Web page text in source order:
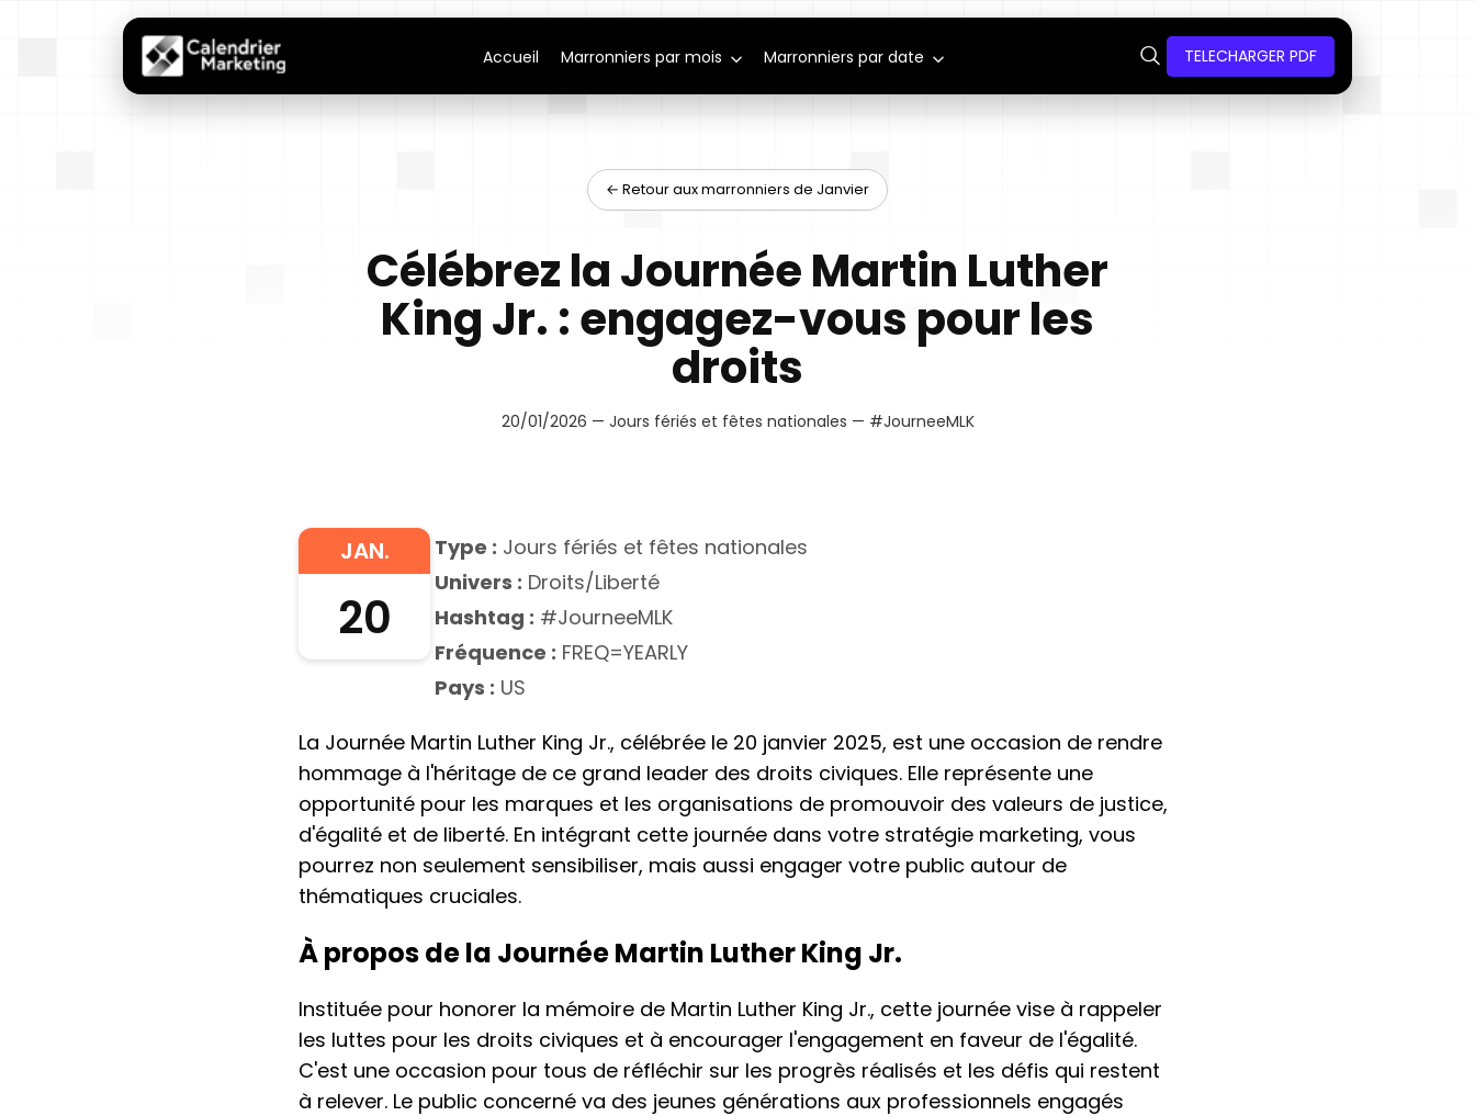
Accueil Marronniers par mois Marronniers par date TELECHARGER PDF
← Retour aux marronniers de Janvier
Célébrez la Journée Martin Luther
King Jr. : engagez-vous pour les
droits
20/01/2026 — Jours fériés et fêtes nationales — #JourneeMLK
JAN.
20
Type : Jours fériés et fêtes nationales
Univers : Droits/Liberté
Hashtag : #JourneeMLK
Fréquence : FREQ=YEARLY
Pays : US
La Journée Martin Luther King Jr., célébrée le 20 janvier 2025, est une occasion de rendre
hommage à l'héritage de ce grand leader des droits civiques. Elle représente une
opportunité pour les marques et les organisations de promouvoir des valeurs de justice,
d'égalité et de liberté. En intégrant cette journée dans votre stratégie marketing, vous
pourrez non seulement sensibiliser, mais aussi engager votre public autour de
thématiques cruciales.
À propos de la Journée Martin Luther King Jr.
Instituée pour honorer la mémoire de Martin Luther King Jr., cette journée vise à rappeler
les luttes pour les droits civiques et à encourager l'engagement en faveur de l'égalité.
C'est une occasion pour tous de réfléchir sur les progrès réalisés et les défis qui restent
à relever. Le public concerné va des jeunes générations aux professionnels engagés